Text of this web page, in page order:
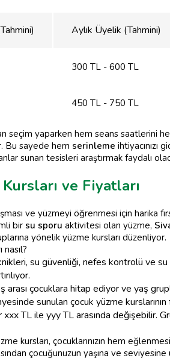
Aylık Üyelik (Tahmini)
300 TL - 600 TL
450 TL - 750 TL
seçim yaparken hem seans saatlerini
Bu sayede hem serinleme ihtiyacınızı
sunan tesisleri araştırmak faydalı
ve Fiyatları
ve yüzmeyi öğrenmesi için harika
bir su sporu aktivitesi olan yüzme,
yönelik yüzme kursları düzenliyor.
su güvenliği, nefes kontrolü ve
çocuklara hitap ediyor ve yaş
sunulan çocuk yüzme
TL ile yyy TL arasında değişebilir.
kursları, çocuklarınızın hem
çocuğunuzun yaşına ve